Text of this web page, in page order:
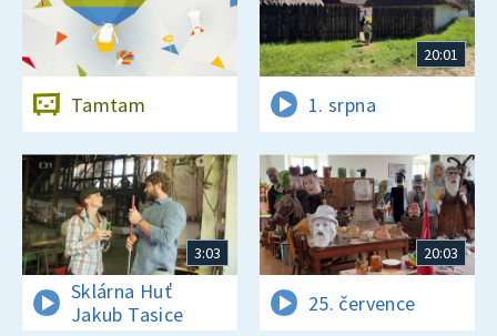
Tamtam
20:01
1. srpna
3:03
Sklárna Huť
Jakub Tasice
20:03
25. července